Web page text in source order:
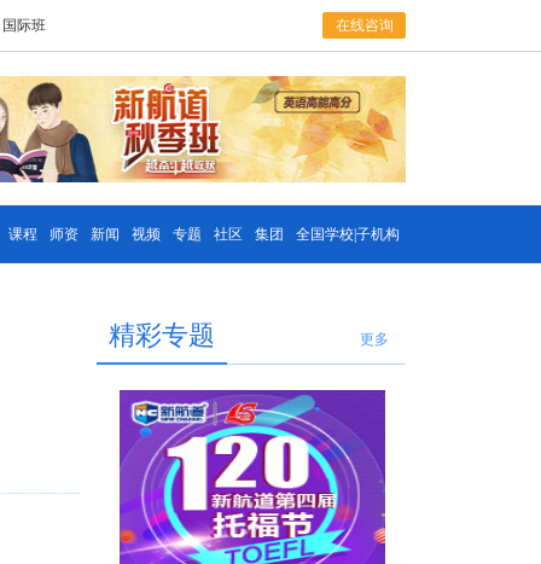
国际班 在线咨询
课程 师资 新闻 视频 专题 社区 集团 全国学校|子机构
精彩专题 更多